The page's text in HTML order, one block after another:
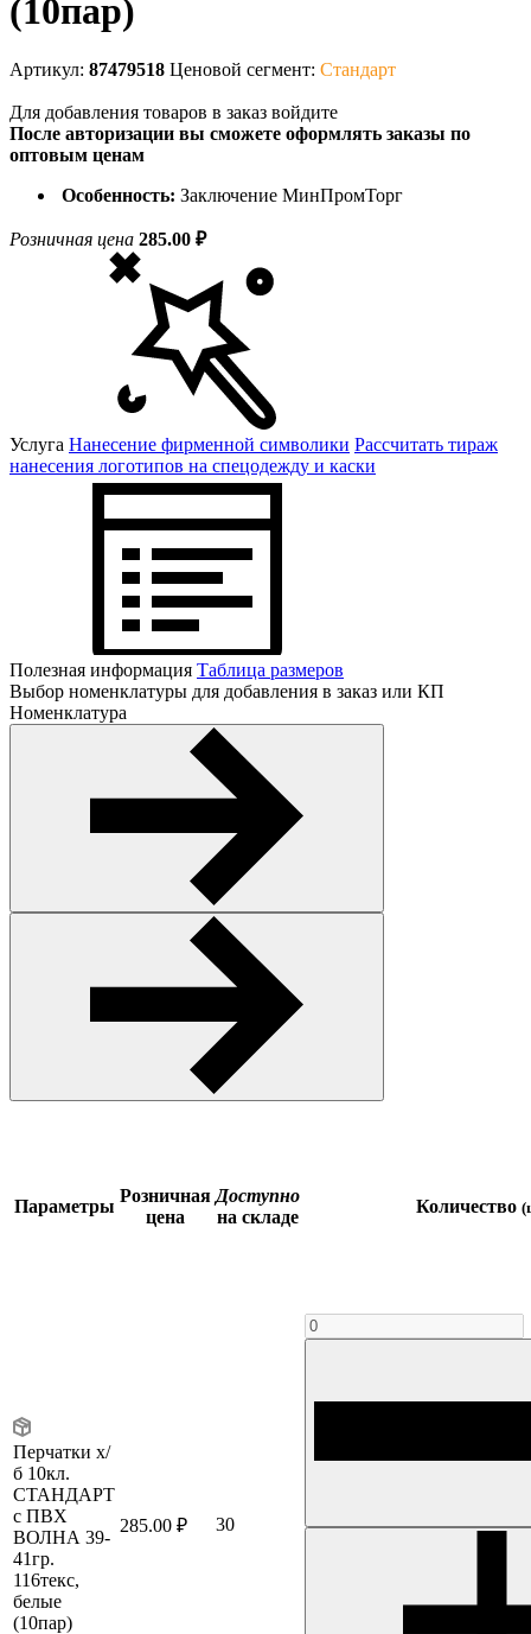
(10пар)
Артикул: 87479518 Ценовой сегмент: Стандарт
Для добавления товаров в заказ войдите
После авторизации вы сможете оформлять заказы по
оптовым ценам
Особенность: Заключение МинПромТорг
Розничная цена 285.00 ₽
Услуга Нанесение фирменной символики Рассчитать тираж
нанесения логотипов на спецодежду и каски
Полезная информация Таблица размеров
Выбор номенклатуры для добавления в заказ или КП
Номенклатура
Параметры
Розничная
цена
Доступно
на складе
Количество
Перчатки х/
б 10кл.
СТАНДАРТ
с ПВХ
ВОЛНА 39-
41гр.
116текс,
белые
(10пар)
285.00 ₽ 30